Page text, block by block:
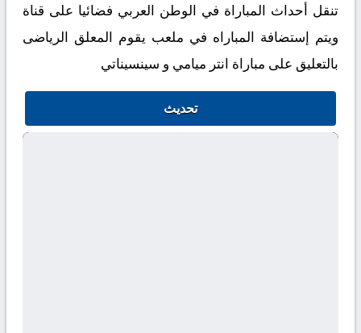
تنقل أحداث المباراة في الوطن العربي فضائيا على قناة
ويتم إستضافة المباراه في ملعب يقوم المعلق الرياضى
بالتعليق على مباراة انتر ميامي و سينسيناتي
تحديث